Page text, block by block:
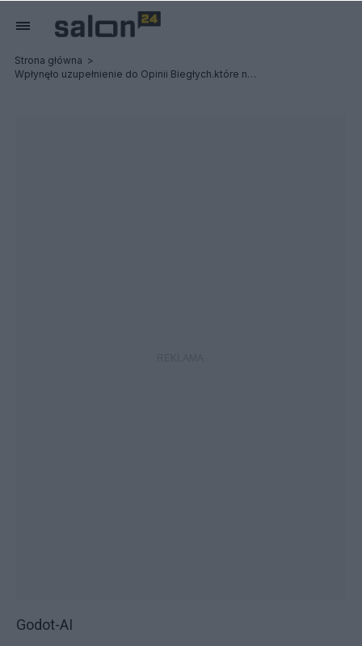
Strona główna
Wpłynęło uzupełnienie do Opinii Biegłych.które nic nie wniesie; narracja MAK- adieu
Godot-AI